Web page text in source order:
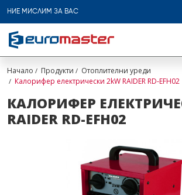
НИЕ МИСЛИМ ЗА ВАС
Начало Продукти
Отоплителни уреди
Калорифер електрически 2kW RAIDER RD-EFH02
КАЛОРИФЕР
RAIDER RD-EFH02